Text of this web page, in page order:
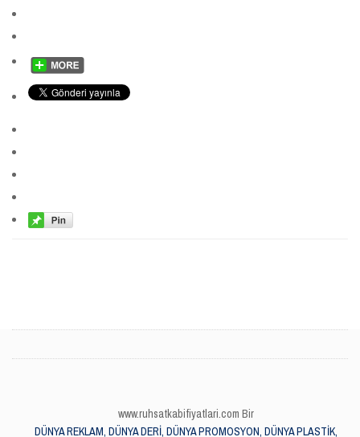
www.ruhsatkabifiyatlari.com Bir
DÜNYA REKLAM, DÜNYA DERİ, DÜNYA PROMOSYON, DÜNYA PLASTİK,